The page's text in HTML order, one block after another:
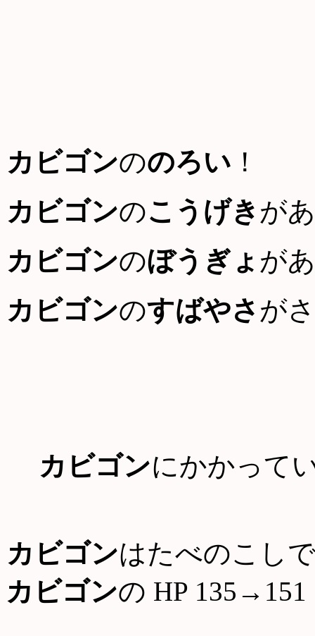
カビゴンののろい ！
カビゴンのこうげき が
カビゴンのぼうぎょ が
カビゴンのすばやさ が
カビゴンにかかって
カビゴンはたべのこし
カビゴンの HP 135→151